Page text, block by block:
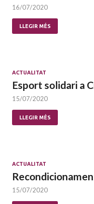
16/07/2020
LLEGIR MÉS
ACTUALITAT
Esport solidari a
15/07/2020
LLEGIR MÉS
ACTUALITAT
15/07/2020